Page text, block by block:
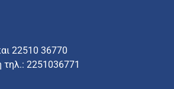
22510 36770
τηλ.: 2251036771